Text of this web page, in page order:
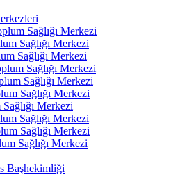
Sağlığı Merkezi
Sağlığı Merkezi
Sağlığı Merkezi
Sağlığı Merkezi
Sağlığı Merkezi
Sağlığı Merkezi
Merkezi
Sağlığı Merkezi
Sağlığı Merkezi
Sağlığı Merkezi
Başhekimliği